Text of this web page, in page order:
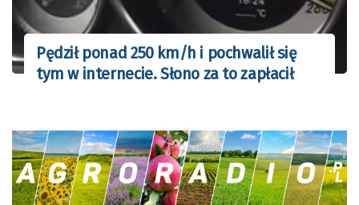
Pędził ponad 250 km/h i pochwalił się
tym w internecie. Słono za to zapłacił